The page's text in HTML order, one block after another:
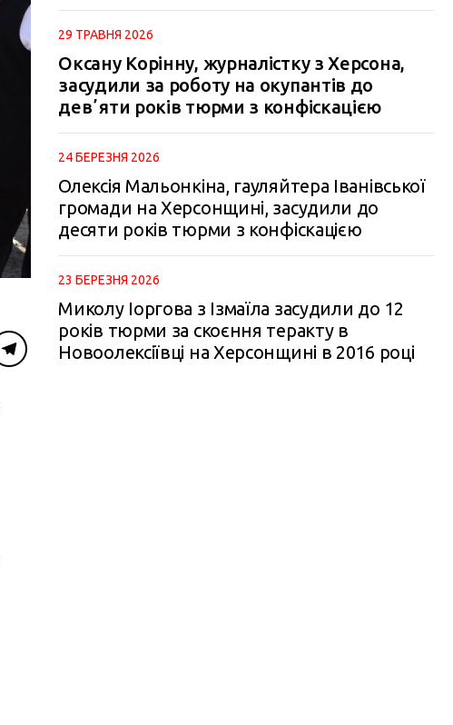
29 ТРАВНЯ 2026
Оксану Корінну, журналістку з Херсона,
засудили за роботу на окупантів до
девʼяти років тюрми з конфіскацією
24 БЕРЕЗНЯ 2026
Олексія Мальонкіна, гауляйтера Іванівської
громади на Херсонщині, засудили до
десяти років тюрми з конфіскацією
23 БЕРЕЗНЯ 2026
Миколу Іоргова з Ізмаїла засудили до 12
років тюрми за скоєння теракту в
Новоолексіївці на Херсонщині в 2016 році